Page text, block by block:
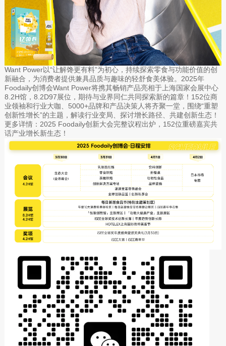
Want Power以“让解馋更有料”为初心，持续探索零食与功能价值的创
新融合，为消费者提供兼具品质与趣味的轻舒食美体验。2025年
Foodaily创博会Want Power将携其畅销产品亮相于上海国家会展中心
8.2H馆，8.2D97展位，期待与业界同仁共同探索新的篇章！152位商
业领袖和行业大咖、5000+品牌和产品决策人将齐聚一堂，围绕“重塑
创新性增长”的主题，解读行业变局、探讨增长路径、共建创新生态！
更多详情：2025 Foodaily创新大会完整议程出炉，152位重磅嘉宾共
话产业增长新生态！